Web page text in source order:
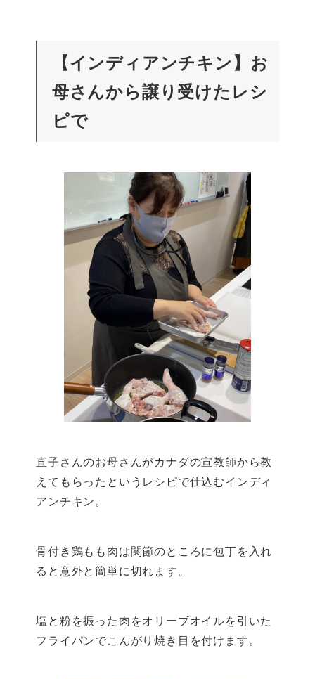
【インディアンチキン】お
母さんから譲り受けたレシ
ピで
直子さんのお母さんがカナダの宣教師から教
えてもらったというレシピで仕込むインディ
アンチキン。
骨付き鶏もも肉は関節のところに包丁を入れ
ると意外と簡単に切れます。
塩と粉を振った肉をオリーブオイルを引いた
フライパンでこんがり焼き目を付けます。